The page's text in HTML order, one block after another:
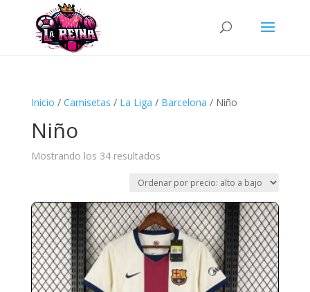
Búsqueda
productos
Inicio / Camisetas / La Liga / Barcelona / Niño
Niño
Mostrando los 34 resultadosOrdenado
precio:
alto
a
bajo